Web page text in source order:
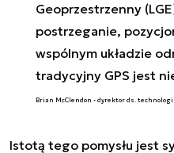
Geoprzestrzenny
postrzeganie,
wspólnym układzie
tradycyjny GPS jest
Brian McClendon - dyrektor ds.
Istotą tego pomysłu jest